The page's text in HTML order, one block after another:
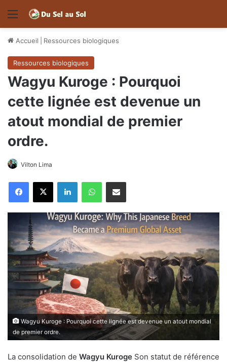
Menu
Accueil Ressources biologiques
Ressources biologiques
Wagyu Kuroge : Pourquoi
cette lignée est devenue un
atout mondial de premier
ordre.
Vilton Lima
Facebook
X LinkedinWhatsAppPartager par email
Wagyu Kuroge : Pourquoi cette lignée est devenue un atout mondial
de premier ordre.
La consolidation de Wagyu Kuroge Son statut de référence